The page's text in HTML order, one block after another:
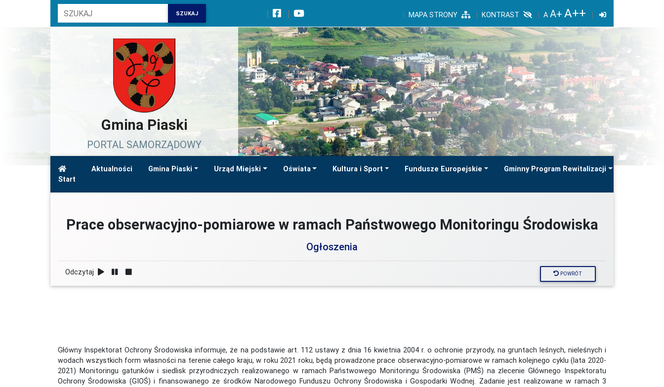
Przejdź do wyszukiwarki
Przejdź do treści głównej
Przejdź do stopki
Przejdź do menu górnego
Przejdź do mapy serwisu
SZUKAJ MAPA STRONY KONTRAST
Gmina Piaski
PORTAL SAMORZĄDOWY
Start
Aktualności Gmina Piaski Urząd Miejski Oświata Kultura i Sport Fundusze Europejskie Gminny Program Rewitalizacji
Prace obserwacyjno-pomiarowe w ramach Państwowego Monitoringu Środowiska
Ogłoszenia
Odczytaj POWRÓT
Główny Inspektorat Ochrony Środowiska informuje, że na podstawie art. 112 ustawy z dnia 16 kwietnia 2004 r. o ochronie przyrody, na gruntach leśnych, nieleśnych i
wodach wszystkich form własności na terenie całego kraju, w roku 2021 roku, będą prowadzone prace obserwacyjno-pomiarowe w ramach kolejnego cyklu (lata 2020-
2021) Monitoringu gatunków i siedlisk przyrodniczych realizowanego w ramach Państwowego Monitoringu Środowiska (PMŚ) na zlecenie Głównego Inspektoratu
Ochrony Środowiska (GIOŚ) i finansowanego ze środków Narodowego Funduszu Ochrony Środowiska i Gospodarki Wodnej. Zadanie jest realizowane w ramach 3